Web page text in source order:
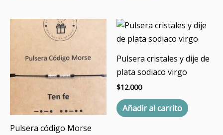
Pulsera código Morse
Pulsera cristales y dije de
plata sodiaco virgo
$12.000
Añadir al carrito